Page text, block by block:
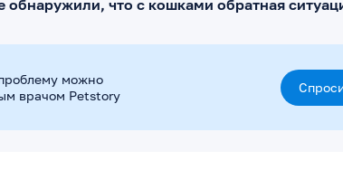
обнаружили, что с кошками обратная
можно
врачом Petstory